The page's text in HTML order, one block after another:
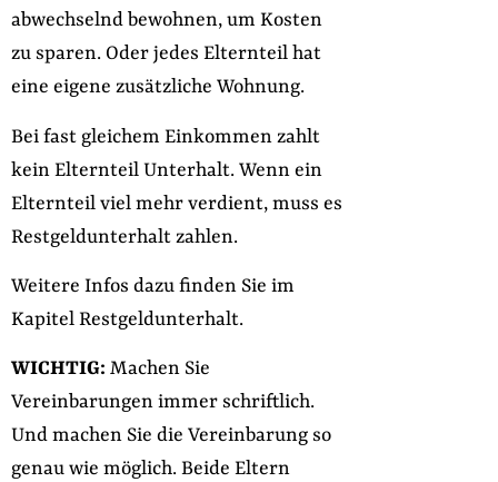
abwechselnd bewohnen, um Kosten
zu sparen. Oder jedes Elternteil hat
eine eigene zusätzliche Wohnung.
Bei fast gleichem Einkommen zahlt
kein Elternteil Unterhalt. Wenn ein
Elternteil viel mehr verdient, muss es
Restgeldunterhalt zahlen.
Weitere Infos dazu finden Sie im
Kapitel Restgeldunterhalt.
WICHTIG: Machen Sie
Vereinbarungen immer schriftlich.
Und machen Sie die Vereinbarung so
genau wie möglich. Beide Eltern